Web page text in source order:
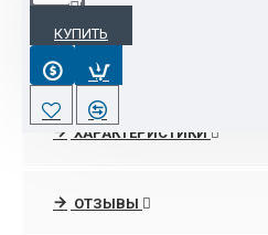
КУПИТЬ
Фотополимер TFPP 145
ХАРАКТЕРИСТИКИ
ОТЗЫВЫ